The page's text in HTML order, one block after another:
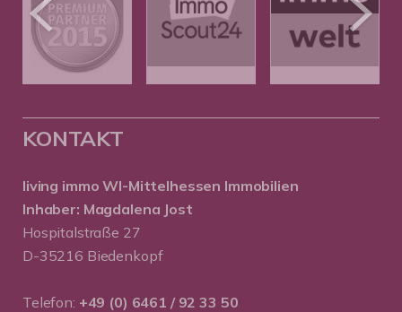
KONTAKT
living immo WI-Mittelhessen Immobilien
Inhaber: Magdalena Jost
Hospitalstraße 27
D-35216 Biedenkopf
Telefon: +49 (0) 6461 / 92 33 50